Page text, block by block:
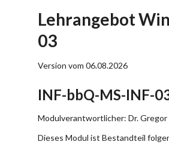
Lehrangebot
03
Version vom 06.08.2026
INF-bbQ-MS-INF-
Modulverantwortlicher: Dr.
Dieses Modul ist Bestandteil